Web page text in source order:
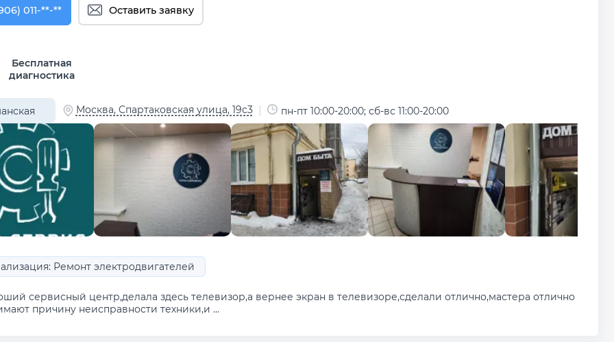
011-11-90
011-**-** Оставить заявку
Бесплатная
диагностика
Москва, Спартаковская улица, 19с3 пн-пт 10:00-20:00; сб-вс 11:00-20:00
Ремонт электродвигателей
сервисный центр,делала здесь телевизор,а вернее экран в телевизоре,сделали отлично,мастера отлично
причину неисправности техники,и ...